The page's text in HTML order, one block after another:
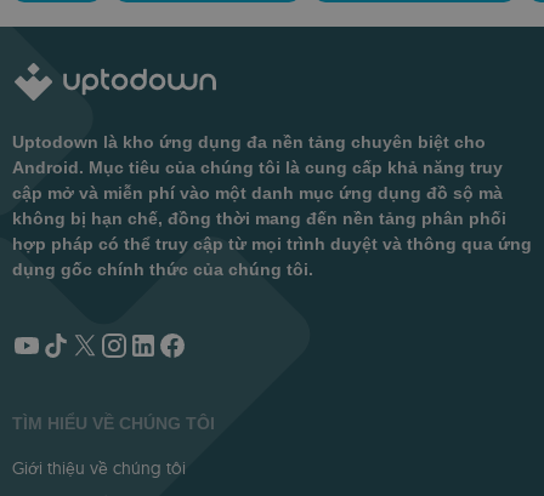
Uptodown là kho ứng dụng đa nền tảng chuyên biệt cho
Android. Mục tiêu của chúng tôi là cung cấp khả năng truy
cập mở và miễn phí vào một danh mục ứng dụng đồ sộ mà
không bị hạn chế, đồng thời mang đến nền tảng phân phối
hợp pháp có thể truy cập từ mọi trình duyệt và thông qua ứng
dụng gốc chính thức của chúng tôi.
TÌM HIỂU VỀ CHÚNG TÔI
Giới thiệu về chúng tôi